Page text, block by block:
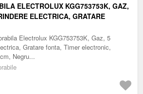
ELECTROLUX KGG753753K, GAZ,
ELECTRICA, GRATARE
CONECTIVITATE HOTA, 75
Electrolux KGG753753K, Gaz, 5
Gratare fonta, Timer electronic,
Negru...